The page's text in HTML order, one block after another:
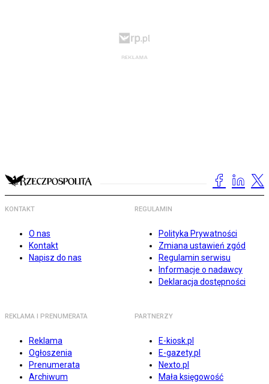
KONTAKT
O nas
Kontakt
Napisz do nas
REGULAMIN
Polityka Prywatności
Zmiana ustawień zgód
Regulamin serwisu
Informacje o nadawcy
Deklaracja dostępności
REKLAMA I PRENUMERATA
Reklama
Ogłoszenia
Prenumerata
Archiwum
PARTNERZY
E-kiosk.pl
E-gazety.pl
Nexto.pl
Mała księgowość